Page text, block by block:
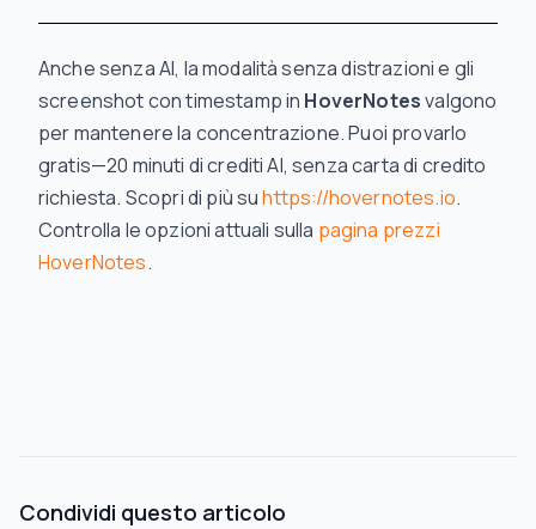
Anche senza AI, la modalità senza distrazioni e gli
screenshot con timestamp in HoverNotesvalgono
per mantenere la concentrazione. Puoi provarlo
gratis—20 minuti di crediti AI, senza carta di credito
richiesta. Scopri di più suhttps://hovernotes.io.
Controlla le opzioni attuali sulla pagina prezzi
HoverNotes.
Condividi questo articolo